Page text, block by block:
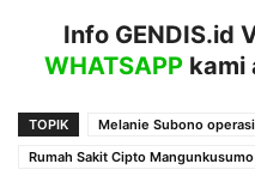
Info GENDIS.id
WHATSAPPkami
TOPIK
Melanie Subono operasi
Rumah Sakit Cipto Mangunkusumo